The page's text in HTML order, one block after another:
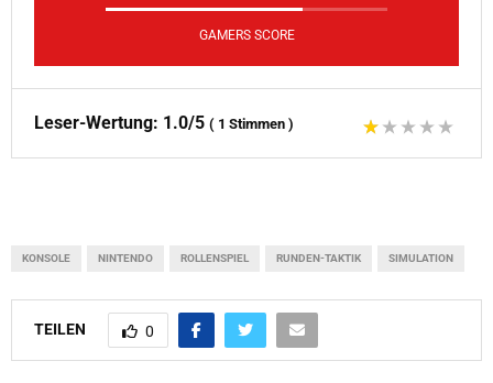
GAMERS SCORE
Leser-Wertung: 1.0/5 ( 1 Stimmen )
KONSOLE NINTENDO ROLLENSPIEL RUNDEN-TAKTIK SIMULATION
TEILEN 0